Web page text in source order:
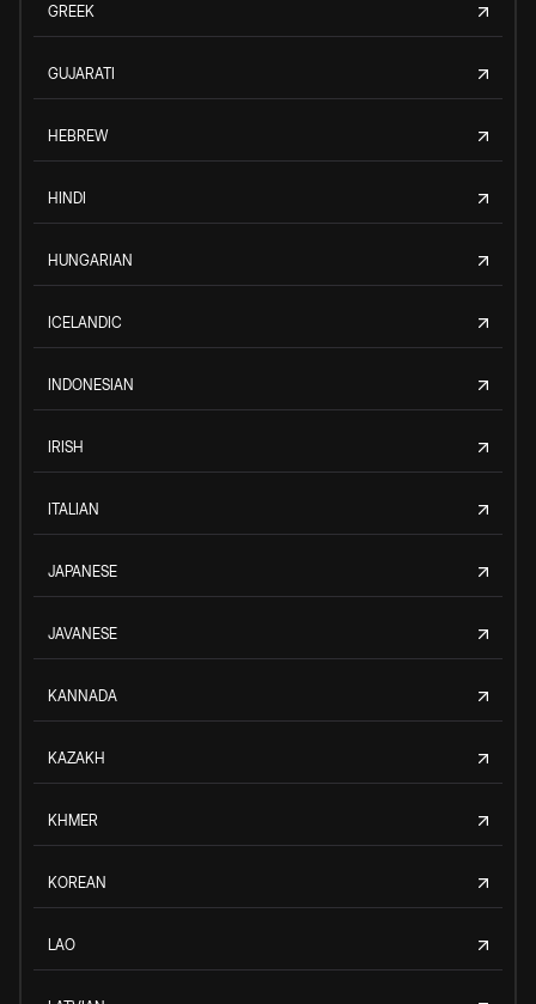
GREEK
GUJARATI
HEBREW
HINDI
HUNGARIAN
ICELANDIC
INDONESIAN
IRISH
ITALIAN
JAPANESE
JAVANESE
KANNADA
KAZAKH
KHMER
KOREAN
LAO